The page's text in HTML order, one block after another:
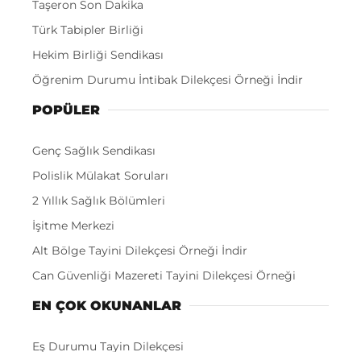
Taşeron Son Dakika
Türk Tabipler Birliği
Hekim Birliği Sendikası
Öğrenim Durumu İntibak Dilekçesi Örneği İndir
POPÜLER
Genç Sağlık Sendikası
Polislik Mülakat Soruları
2 Yıllık Sağlık Bölümleri
İşitme Merkezi
Alt Bölge Tayini Dilekçesi Örneği İndir
Can Güvenliği Mazereti Tayini Dilekçesi Örneği
EN ÇOK OKUNANLAR
Eş Durumu Tayin Dilekçesi